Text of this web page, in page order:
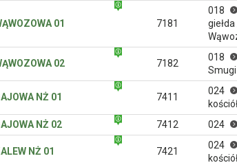
01 7181
018
02 7182
018
Smugi
NŻ 01 7411
024
NŻ 02
7412 024
NŻ 01 7421
024